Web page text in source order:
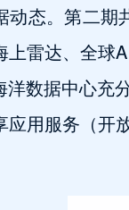
动态。第二期
上雷达、全球
洋数据中心充
应用服务（开